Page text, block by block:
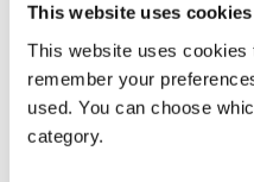
This website uses cookies
This website uses cookies
remember your
used. You can choose
category.
INSCHRIJVEN